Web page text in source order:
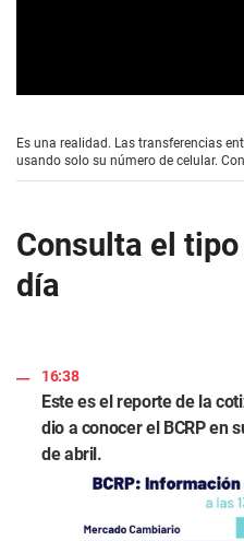
e
c
o
1
m
e
Es una realidad. Las transferencias
usando solo su número de celular.
Consulta el tipo
día
16:38
Este es el reporte de la
dio a conocer el BCRP en
de abril.